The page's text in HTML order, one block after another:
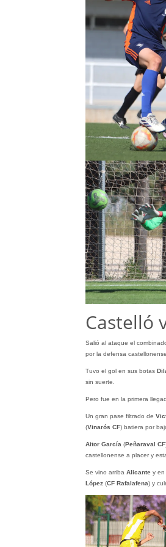
Castelló
Salió al ataque el
por la defensa
Tuvo el gol en sus botas
sin suerte.
Pero fue en la primera
Un gran pase filtrado de
(Vinarós CF) batiera por
Aitor García(Peñaraval CF
castellonense a placer y
Se vino arriba Alicantey en
López(CF Rafalafena) y